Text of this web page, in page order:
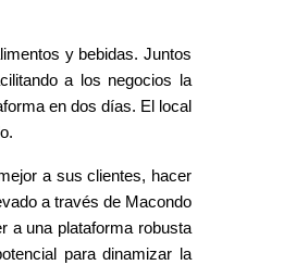
y bebidas. Juntos
a los negocios la
en dos días. El local
a sus clientes, hacer
a través de Macondo
a una plataforma robusta
para dinamizar la